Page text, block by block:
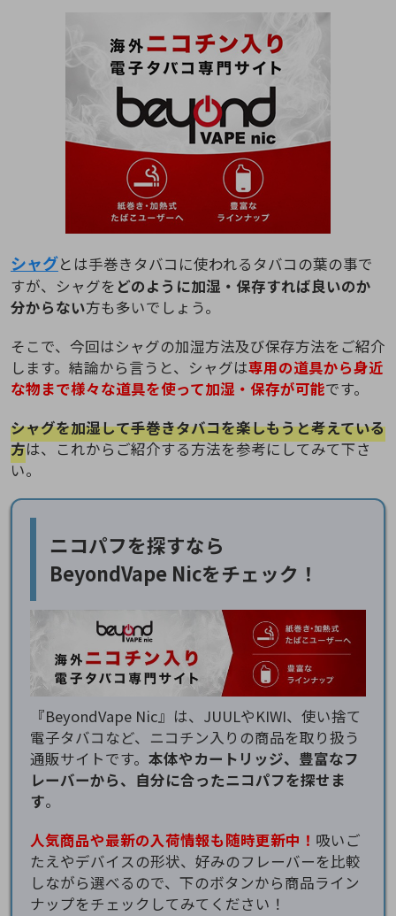
シャグとは手巻きタバコに使われるタバコの葉の事で
すが、シャグを どのように加湿・保存すれば良いのか
分からない方も多いでしょう。
そこで、今回はシャグの加湿方法及び保存方法をご紹介
します。結論から言うと、シャグは専用の道具から身近
な物まで様々な道具を使って加湿・保存が可能です。
シャグを加湿して手巻きタバコを楽しもうと考えている
方は、これからご紹介する方法を参考にしてみて下さ
い。
ニコパフを探すなら
BeyondVape Nicをチェック！
『BeyondVape Nic』は、JUULやKIWI、使い捨て
電子タバコなど、ニコチン入りの商品を取り扱う
通販サイトです。 本体やカートリッジ、豊富なフ
レーバーから、自分に合ったニコパフを探せま
す。
人気商品や最新の入荷情報も随時更新中！ 吸いご
たえやデバイスの形状、好みのフレーバーを比較
しながら選べるので、下のボタンから商品ライン
ナップをチェックしてみてください！